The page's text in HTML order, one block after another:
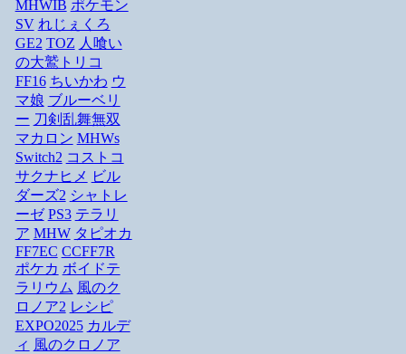
MHWIB ポケモン
SV れじぇくろ
GE2 TOZ 人喰い
の大鷲トリコ
FF16 ちいかわ ウ
マ娘 ブルーベリ
ー 刀剣乱舞無双
マカロン MHWs
Switch2 コストコ
サクナヒメ ビル
ダーズ2 シャトレ
ーゼ PS3 テラリ
ア MHW タピオカ
FF7EC CCFF7R
ポケカ ボイドテ
ラリウム 風のク
ロノア2 レシピ
EXPO2025 カルデ
ィ 風のクロノア